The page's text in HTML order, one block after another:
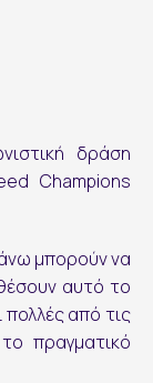
δράση
Champions
άνω μπορούν να
αυτό το
πολλές από τις
πραγματικό